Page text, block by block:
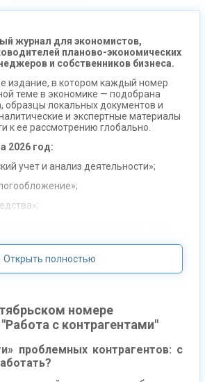
журнал для экономистов,
планово-экономических
и собственников бизнеса.
издание, в котором каждый номер
теме в экономике — подобрана
образцы локальных документов и
и экспертные материалы
к ее рассмотрению глобально.
2026 год:
учет и анализ деятельности»;
расходы»;
технологии»;
и финансовое планирование»;
Открыть полностью
номере
с контрагентами"
проблемных контрагентов: с